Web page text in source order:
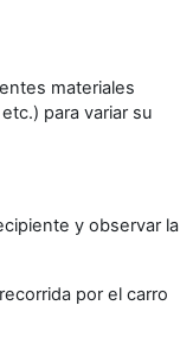
materiales
para variar su
y observar la
por el carro